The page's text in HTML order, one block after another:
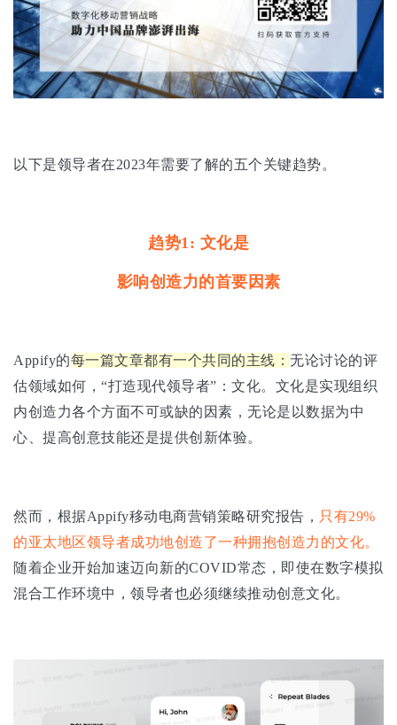
以下是领导者在2023年需要了解的五个关键趋势。
趋势1: 文化是
影响创造力的首要因素
Appify的每一篇文章都有一个共同的主线： 无论讨论的评
估领域如何，“打造现代领导者”：文化。文化是实现组织
内创造力各个方面不可或缺的因素，无论是以数据为中
心、提高创意技能还是提供创新体验。
然而，根据Appify移动电商营销策略研究报告， 只有29%
的亚太地区领导者成功地创造了一种拥抱创造力的文化。
随着企业开始加速迈向新的COVID常态，即使在数字模拟
混合工作环境中，领导者也必须继续推动创意文化。